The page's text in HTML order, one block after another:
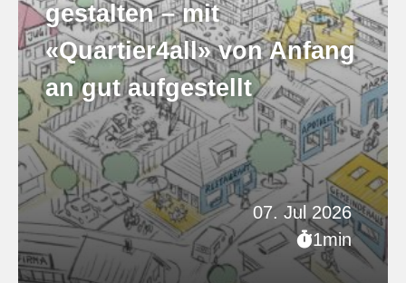
07. Jul 2026
1min
gestalten – mit
«Quartier4all» von Anfang
an gut aufgestellt